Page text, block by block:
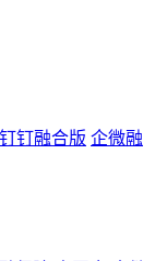
钉钉融合版 企微融